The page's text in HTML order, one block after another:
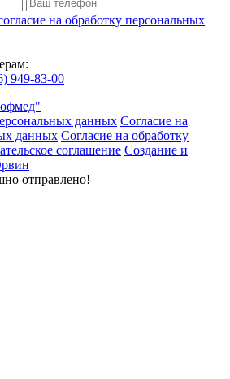
на обработку персональных
949-83-00
данных Согласие на
данных Согласие на обработку
соглашение Создание и
отправлено!